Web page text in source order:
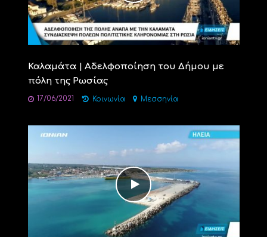
Καλαμάτα | Αδελφοποίηση του Δήμου με
πόλη της Ρωσίας
17/06/2021 Κοινωνία Μεσσηνία